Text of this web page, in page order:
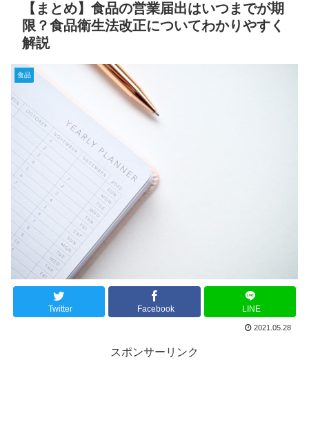
【まとめ】食品の営業届出はいつまでが期
限？食品衛生法改正についてわかりやすく
解説
食品
Twitter Facebook LINE
2021.05.28
スポンサーリンク